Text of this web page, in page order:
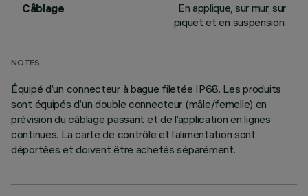
Câblage
En applique, sur mur, sur
piquet et en suspension.
NOTES
Équipé d’un connecteur à bague filetée IP68. Les produits
sont équipés d’un double connecteur (mâle/femelle) en
prévision du câblage passant et de l’application en lignes
continues. La carte de contrôle et l’alimentation sont
déportées et doivent être achetés séparément.